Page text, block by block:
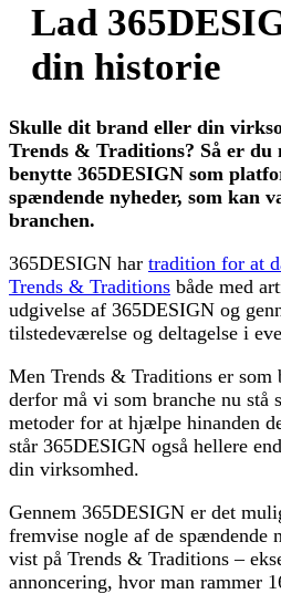
Lad
din historie
Skulle dit brand eller din
Trends & Traditions? Så er du
benytte 365DESIGN som
spændende nyheder, som kan
branchen.
365DESIGN har tradition for at
Trends & Traditions både med
udgivelse af 365DESIGN og
tilstedeværelse og deltagelse i
Men Trends & Traditions er som
derfor må vi som branche nu stå
metoder for at hjælpe hinanden
står 365DESIGN også hellere
din virksomhed.
Gennem 365DESIGN er det
fremvise nogle af de spændende
vist på Trends & Traditions –
annoncering, hvor man rammer